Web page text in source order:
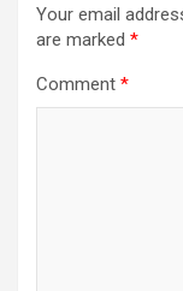
Your email
are marked *
Comment *